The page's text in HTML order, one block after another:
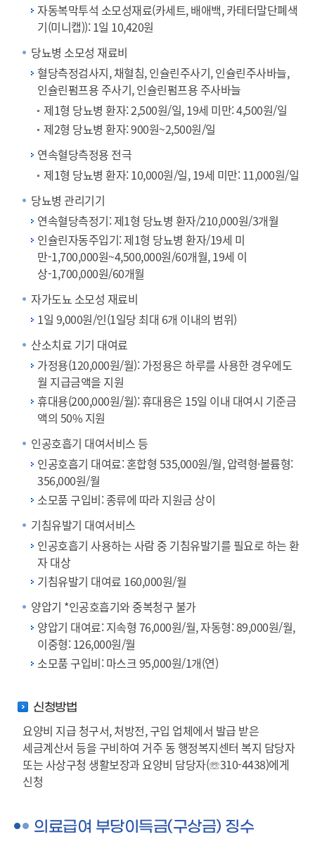
자동복막투석 소모성재료(카세트, 배애백, 카테터말단폐색
기(미니캡)): 1일 10,420원
당뇨병 소모성 재료비
혈당측정검사지, 채혈침, 인슐린주사기, 인슐린주사바늘,
인슐린펌프용 주사기, 인슐린펌프용 주사바늘
제1형 당뇨병 환자: 2,500원/일, 19세 미만: 4,500원/일
제2형 당뇨병 환자: 900원~2,500원/일
연속혈당측정용 전극
제1형 당뇨병 환자: 10,000원/일, 19세 미만: 11,000원/일
당뇨병 관리기기
연속혈당측정기: 제1형 당뇨병 환자/210,000원/3개월
인슐린자동주입기: 제1형 당뇨병 환자/19세 미
만-1,700,000원~4,500,000원/60개월, 19세 이
상-1,700,000원/60개월
자가도뇨 소모성 재료비
1일 9,000원/인(1일당 최대 6개 이내의 범위)
산소치료 기기 대여료
가정용(120,000원/월): 가정용은 하루를 사용한 경우에도
월 지급금액을 지원
휴대용(200,000원/월): 휴대용은 15일 이내 대여시 기준금
액의 50% 지원
인공호흡기 대여서비스 등
인공호흡기 대여료: 혼합형 535,000원/월, 압력형·볼륨형:
356,000원/월
소모품 구입비: 종류에 따라 지원금 상이
기침유발기 대여서비스
인공호흡기 사용하는 사람 중 기침유발기를 필요로 하는 환
자 대상
기침유발기 대여료 160,000원/월
양압기 *인공호흡기와 중복청구 불가
양압기 대여료: 지속형 76,000원/월, 자동형: 89,000원/월,
이중형: 126,000원/월
소모품 구입비: 마스크 95,000원/1개(연)
신청방법
요양비 지급 청구서, 처방전, 구입 업체에서 발급 받은
세금계산서 등을 구비하여 거주 동 행정복지센터 복지 담당자
또는 사상구청 생활보장과 요양비 담당자(☏310-4438)에게
신청
의료급여 부당이득금(구상금) 징수